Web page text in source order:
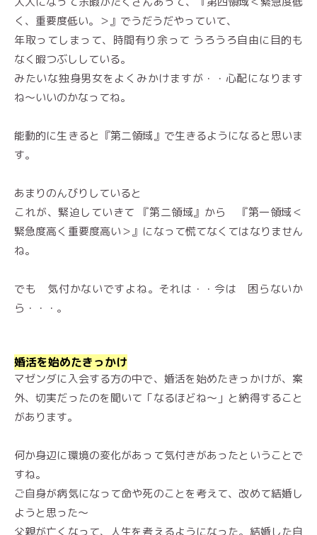
く、重要度低い。＞』でうだうだやっていて、
年取ってしまって、時間有り余って うろうろ自由に目的も
なく暇つぶししている。
みたいな独身男女をよくみかけますが・・心配になります
ね〜いいのかなってね。
能動的に生きると『第二領域』で生きるようになると思いま
す。
あまりのんびりしていると
これが、緊迫していきて 『第二領域』から 『第一領域＜
緊急度高く重要度高い＞』になって慌てなくてはなりません
ね。
でも 気付かないですよね。それは・・今は 困らないか
ら・・・。
婚活を始めたきっかけ
マゼンダに入会する方の中で、婚活を始めたきっかけが、案
外、切実だったのを聞いて「なるほどね〜」と納得すること
があります。
何か身辺に環境の変化があって気付きがあったということで
すね。
ご自身が病気になって命や死のことを考えて、改めて結婚し
ようと思った〜
父親が亡くなって、人生を考えるようになった。結婚した自